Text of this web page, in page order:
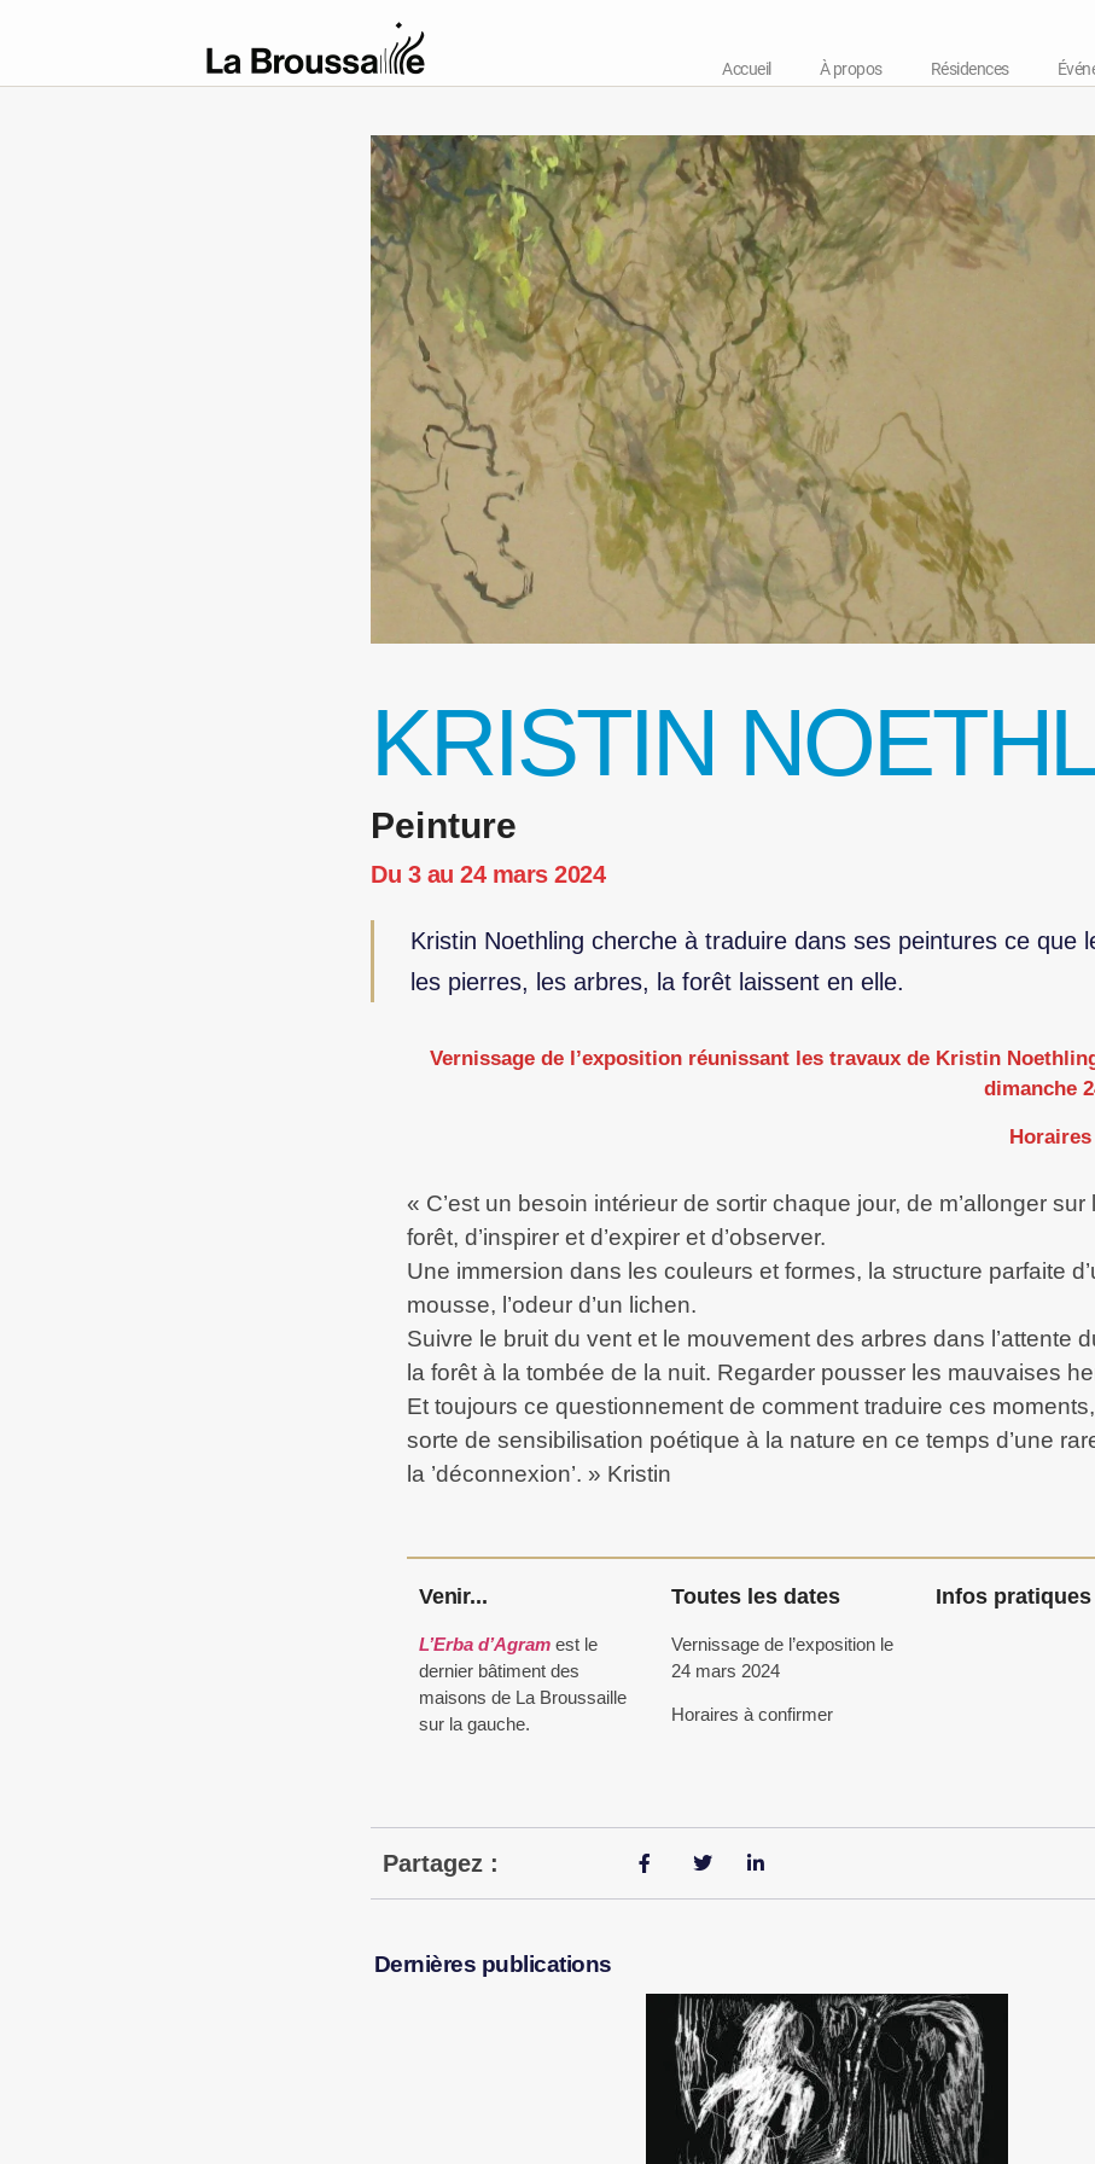
Accueil À propos Résidences
KRISTIN
Peinture
Du 3 au 24 mars 2024
Kristin Noethling cherche à traduire dans ses peintures ce que
les pierres, les arbres, la forêt laissent en elle.
Vernissage de l’exposition réunissant les travaux de Kristin
dimanche
« C’est un besoin intérieur de sortir chaque jour, de m’allonger sur
forêt, d’inspirer et d’expirer et d’observer.
Une immersion dans les couleurs et formes, la structure parfaite
mousse, l’odeur d’un lichen.
Suivre le bruit du vent et le mouvement des arbres dans l’attente
la forêt à la tombée de la nuit. Regarder pousser les mauvaises
Et toujours ce questionnement de comment traduire ces
sorte de sensibilisation poétique à la nature en ce temps d’une
la ’déconnexion’. » Kristin
Venir...
L’Erba d’Agram est le
dernier bâtiment des
maisons de La Broussaille
sur la gauche.
Toutes les dates
Vernissage de l’exposition le
24 mars 2024
Horaires à confirmer
Infos pratiques
Partagez :
Dernières publications